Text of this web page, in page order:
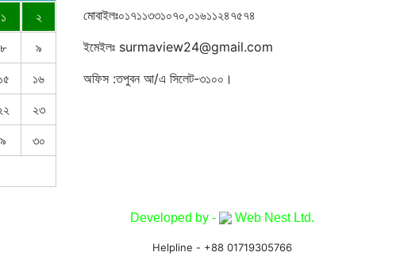
১
২
৮
৯
১৬
২৩
৯
৩০
মোবাইলঃ০১৭১১৩৩১০৭০,০১৬১১২৪৭৫৭৪
ইমেইলঃ surmaview24@gmail.com
অফিস :তপুবন আ/এ সিলেট-৩১০০।
Developed by - Web Nest Ltd.
Helpline - +88 01719305766